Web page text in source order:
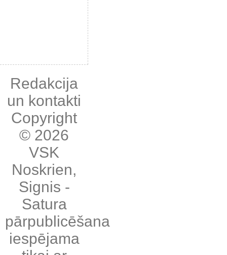
Redakcija
un kontakti
Copyright
© 2026
VSK
Noskrien,
Signis -
Satura
pārpublicēšana
iespējama